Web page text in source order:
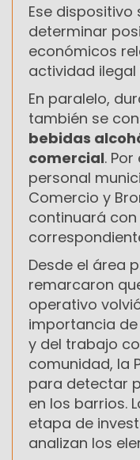
Ese
determinar
económicos
actividad
En paralelo,
también se
bebidas
comercial.
personal
Comercio y
continuará
Desde el área
remarcaron
operativo
importancia
y del trabajo
comunidad, la
para detectar
en los barrios.
etapa de
analizan los